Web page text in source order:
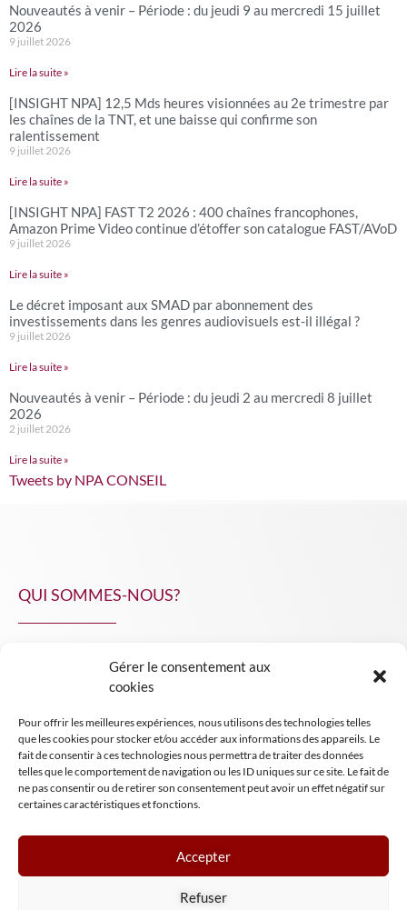
Gérer le consentement aux
cookies
Pour offrir les meilleures expériences, nous utilisons des technologies telles
que les cookies pour stocker et/ou accéder aux informations des appareils. Le
fait de consentir à ces technologies nous permettra de traiter des données
telles que le comportement de navigation ou les ID uniques sur ce site. Le fait de
ne pas consentir ou de retirer son consentement peut avoir un effet négatif sur
certaines caractéristiques et fonctions.
Accepter
Refuser
Nouveautés à venir – Période : du jeudi 9 au mercredi 15 juillet
2026
9 juillet 2026
Lire la suite »
[INSIGHT NPA] 12,5 Mds heures visionnées au 2e trimestre par
les chaînes de la TNT, et une baisse qui confirme son
ralentissement
9 juillet 2026
Lire la suite »
[INSIGHT NPA] FAST T2 2026 : 400 chaînes francophones,
Amazon Prime Video continue d’étoffer son catalogue FAST/AVoD
9 juillet 2026
Lire la suite »
Le décret imposant aux SMAD par abonnement des
investissements dans les genres audiovisuels est-il illégal ?
9 juillet 2026
Lire la suite »
Nouveautés à venir – Période : du jeudi 2 au mercredi 8 juillet
2026
2 juillet 2026
Lire la suite »
Tweets by NPA CONSEIL
QUI SOMMES-NOUS?
INSIGHT NPA
Mentions légales